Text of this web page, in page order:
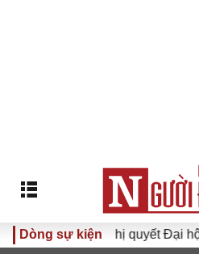
Dòng sự kiện
Đưa Nghị quyết Đại hội